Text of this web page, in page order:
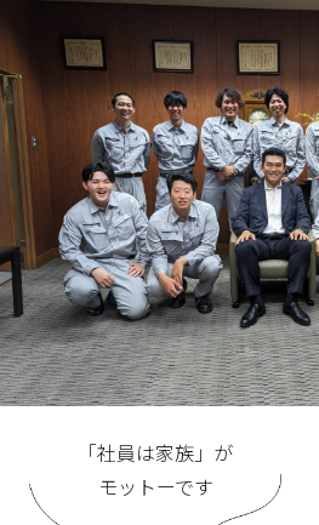
「社員は家族」が
モットーです